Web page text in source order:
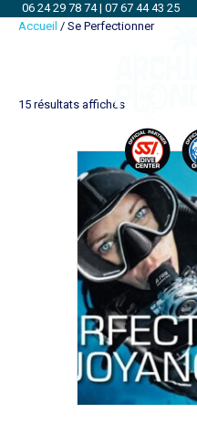
06 24 29 78 74| 07 67 44 43 25
Accueil / Se Perfectionner
15 résultats affichés